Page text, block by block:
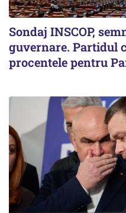
Sondaj INSCOP,
guvernare. Partidul
procentele pentru